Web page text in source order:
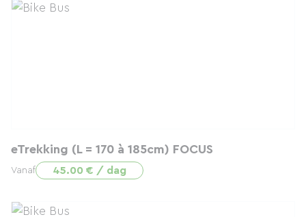
eTrekking (L = 170 à 185cm) FOCUS
Vanaf 45.00 € / dag